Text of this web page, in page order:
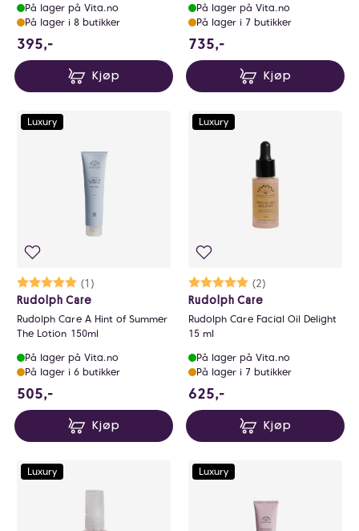
På lager på Vita.no
På lager i 8 butikker
395,-
Kjøp
På lager på Vita.no
På lager i 7 butikker
735,-
Kjøp
Luxury
Karakter:
(1)
5.0 av 5 mulige
Rudolph Care
Rudolph Care A Hint of Summer
The Lotion 150ml
På lager på Vita.no
På lager i 6 butikker
505,-
Kjøp
Luxury
Karakter:
(2)
5.0 av 5 mulige
Rudolph Care
Rudolph Care Facial Oil Delight
15 ml
På lager på Vita.no
På lager i 7 butikker
625,-
Kjøp
Luxury Luxury